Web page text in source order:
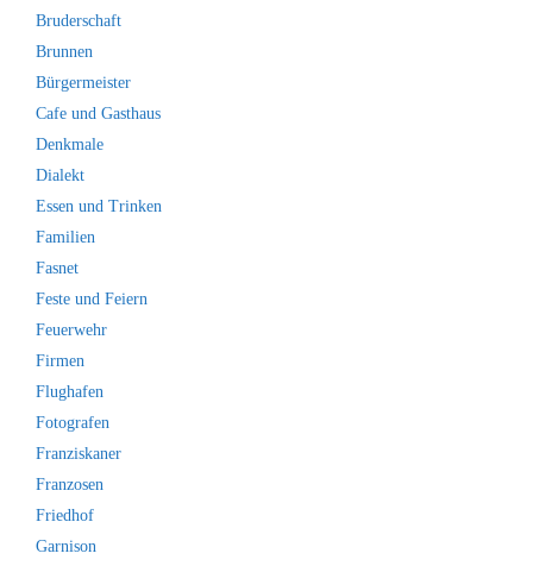
Bruderschaft
Brunnen
Bürgermeister
Cafe und Gasthaus
Denkmale
Dialekt
Essen und Trinken
Familien
Fasnet
Feste und Feiern
Feuerwehr
Firmen
Flughafen
Fotografen
Franziskaner
Franzosen
Friedhof
Garnison